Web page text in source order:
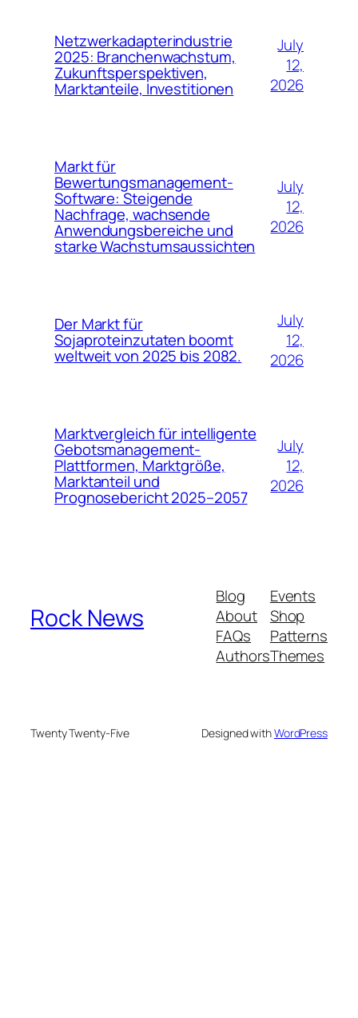
Netzwerkadapterindustrie
2025: Branchenwachstum,
Zukunftsperspektiven,
Marktanteile, Investitionen
July
12,
2026
Markt für
Bewertungsmanagement-
Software: Steigende
Nachfrage, wachsende
Anwendungsbereiche und
starke Wachstumsaussichten
July
12,
2026
Der Markt für
Sojaproteinzutaten boomt
weltweit von 2025 bis 2082.
July
12,
2026
Marktvergleich für intelligente
Gebotsmanagement-
Plattformen, Marktgröße,
Marktanteil und
Prognosebericht 2025–2057
July
12,
2026
Rock News
Blog
About
FAQs
Authors
Events
Shop
Patterns
Themes
Twenty Twenty-Five Designed withWordPress